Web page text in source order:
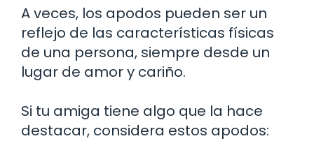
A veces, los apodos pueden ser un
reflejo de las características físicas
de una persona, siempre desde un
lugar de amor y cariño.
Si tu amiga tiene algo que la hace
destacar, considera estos apodos: